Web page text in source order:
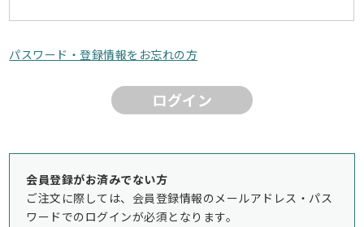
パスワード・登録情報をお忘れの方
ログイン
会員登録がお済みでない方
ご注文に際しては、会員登録情報のメールアドレス・パス
ワードでのログインが必須となります。